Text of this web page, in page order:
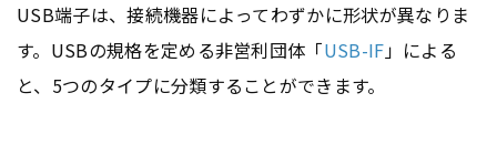
USB端子は、接続機器によってわずかに形状が異なりま
す。USBの規格を定める非営利団体「USB-IF」による
と、5つのタイプに分類することができます。